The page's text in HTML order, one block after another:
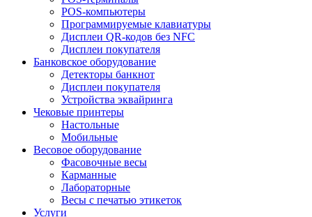
POS-компьютеры
Программируемые клавиатуры
Дисплеи QR-кодов без NFC
Дисплеи покупателя
Банковское оборудование
Детекторы банкнот
Дисплеи покупателя
Устройства эквайринга
Чековые принтеры
Настольные
Мобильные
Весовое оборудование
Фасовочные весы
Карманные
Лабораторные
Весы с печатью этикеток
Услуги